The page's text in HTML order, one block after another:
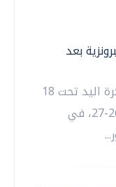
بعد
خسر المنتخب المصري للناشئات لكرة اليد تحت 18
عامًا أمام نظيره الإسباني بنتيجة 26-27، في